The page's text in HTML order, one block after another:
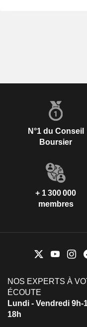
N°1 du Conseil
Boursier
+ 1 300 000
membres
NOS EXPERTS À
ÉCOUTE
Lundi - Vendredi 9h-
18h